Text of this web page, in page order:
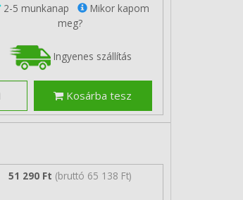
2-5 munkanap
Mikor kapom
meg?
Ingyenes szállítás
Kosárba tesz
51 290 Ft (bruttó 65 138 Ft)